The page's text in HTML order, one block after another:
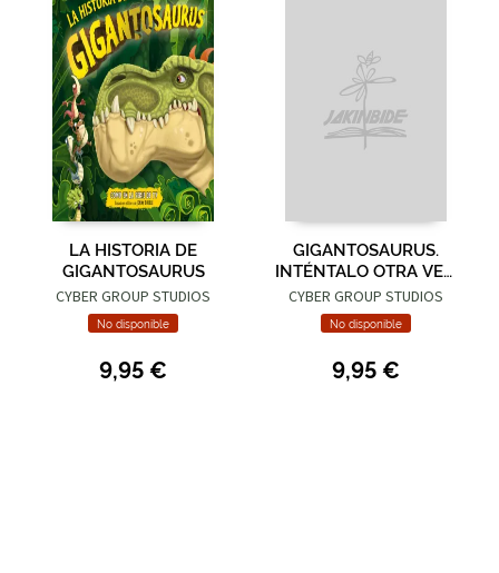
LA HISTORIA DE
GIGANTOSAURUS
CYBER GROUP STUDIOS
No disponible
9,95 €
GIGANTOSAURUS.
INTÉNTALO OTRA VEZ,
TINY
CYBER GROUP STUDIOS
No disponible
9,95 €